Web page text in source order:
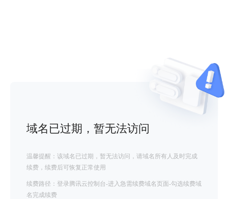
域名已过期，暂无法访问
温馨提醒：该域名已过期，暂无法访问，请域名所有人及时完成
续费，续费后可恢复正常使用
续费路径：登录腾讯云控制台-进入急需续费域名页面-勾选续费域
名完成续费